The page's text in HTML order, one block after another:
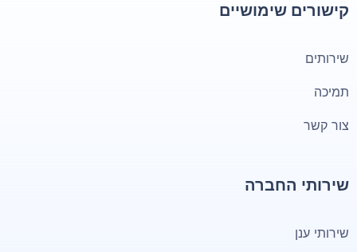
קישורים שימושיים
שירותים
תמיכה
צור קשר
שירותי החברה
שירותי ענן